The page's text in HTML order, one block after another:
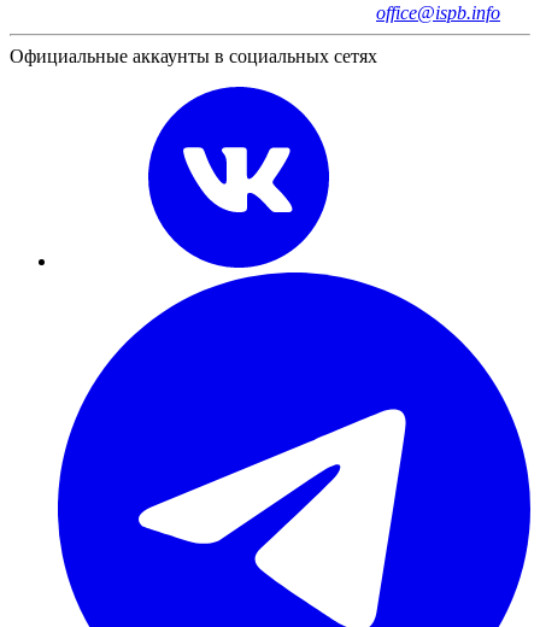
office@ispb.info
Официальные аккаунты в социальных сетях